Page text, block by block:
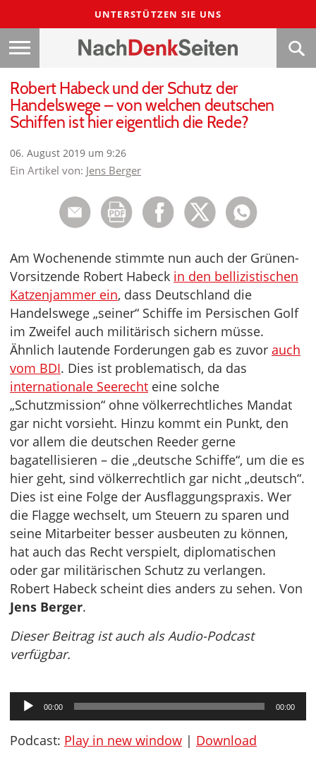
UNTERSTÜTZEN SIE UNS
Robert Habeck und der Schutz der
Handelswege – von welchen deutschen
Schiffen ist hier eigentlich die Rede?
06. August 2019 um 9:26
Ein Artikel von: Jens Berger
Am Wochenende stimmte nun auch der Grünen-
Vorsitzende Robert Habeck in den bellizistischen
Katzenjammer ein, dass Deutschland die
Handelswege „seiner“ Schiffe im Persischen Golf
im Zweifel auch militärisch sichern müsse.
Ähnlich lautende Forderungen gab es zuvor auch
vom BDI. Dies ist problematisch, da das
internationale Seerecht eine solche
„Schutzmission“ ohne völkerrechtliches Mandat
gar nicht vorsieht. Hinzu kommt ein Punkt, den
vor allem die deutschen Reeder gerne
bagatellisieren – die „deutsche Schiffe“, um die es
hier geht, sind völkerrechtlich gar nicht „deutsch“.
Dies ist eine Folge der Ausflaggungspraxis. Wer
die Flagge wechselt, um Steuern zu sparen und
seine Mitarbeiter besser ausbeuten zu können,
hat auch das Recht verspielt, diplomatischen
oder gar militärischen Schutz zu verlangen.
Robert Habeck scheint dies anders zu sehen. Von
Jens Berger.
Dieser Beitrag ist auch als Audio-Podcast
verfügbar.
Audio-
Player
00:00 00:00
Podcast: Play in new window | Download